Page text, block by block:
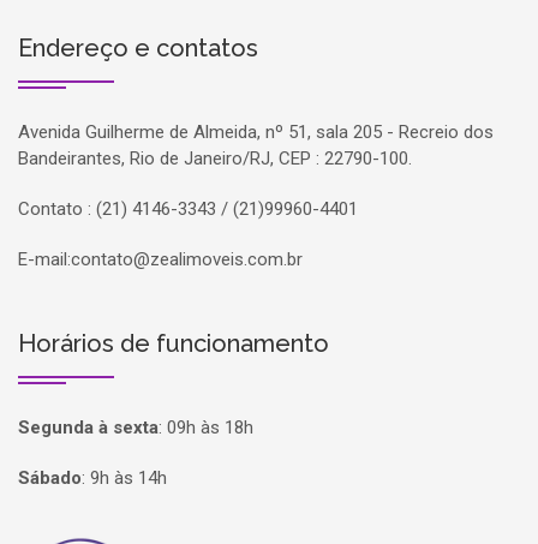
Endereço e contatos
Avenida Guilherme de Almeida, nº 51, sala 205 - Recreio dos
Bandeirantes, Rio de Janeiro/RJ, CEP : 22790-100.
Contato : (21) 4146-3343 / (21)99960-4401
E-mail:contato@zealimoveis.com.br
Horários de funcionamento
Segunda à sexta: 09h às 18h
Sábado: 9h às 14h